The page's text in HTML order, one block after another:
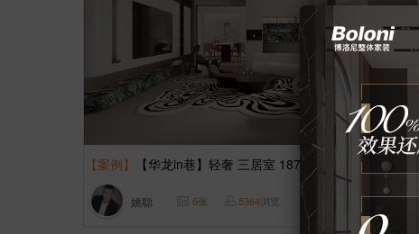
【案例】 【华龙in巷】轻奢 三居室 187㎡
姚聪 6张 5364浏览 这样装修多少钱?